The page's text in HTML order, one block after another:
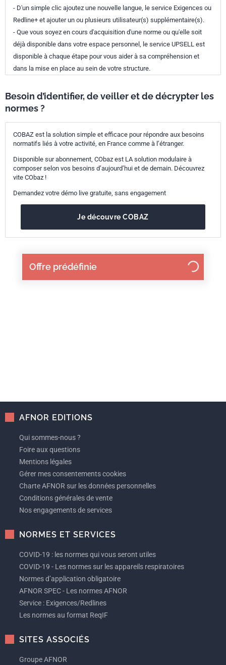
Offre prédéfinie
- D'un simple clic ajoutez une nouvelle langue, le service Exigences ou
Redline+ et ajouter un ou plusieurs utilisateur(s) supplémentaire(s).
- Que vous soyez en cours d'acquisition d'une norme ou qu'elle soit
déjà disponible dans votre espace personnel, le service UPSELL est
disponible à chaque étape pour vous aider à sa compréhension et
dans la mise en place au sein de votre structure.
Besoin d’identifier, de veiller et de décrypter les
normes ?
COBAZ est la solution simple et efficace pour répondre aux besoins
normatifs liés à votre activité, en France comme à l’étranger.
Disponible sur abonnement, CObaz est LA solution modulaire à
composer selon vos besoins d’aujourd’hui et de demain. Découvrez
vite CObaz !
Demandez votre démo live gratuite, sans engagement
Je découvre COBAZ
AFNOR EDITIONS
Qui sommes-nous ?
Foire aux questions
Mentions légales
Gérer mes consentements cookies
Charte AFNOR sur les données personnelles
Conditions générales de vente
Nos engagements de services
NORMES ET SERVICES
COVID-19 : les normes qui vous seront utiles
COVID-19 - Les normes sur les appareils respiratoires
Normes d’application obligatoire
AFNOR SPEC - Les normes AFNOR
Service : Exigences/Redlines
Les normes au format ReqIF
SITES ASSOCIÉS
Groupe AFNOR